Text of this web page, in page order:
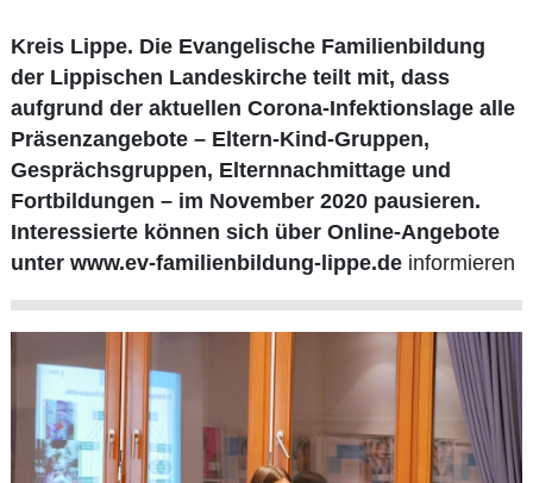
Kreis Lippe. Die Evangelische Familienbildung
der Lippischen Landeskirche teilt mit, dass
aufgrund der aktuellen Corona-Infektionslage alle
Präsenzangebote – Eltern-Kind-Gruppen,
Gesprächsgruppen, Elternnachmittage und
Fortbildungen – im November 2020 pausieren.
Interessierte können sich über Online-Angebote
unter www.ev-familienbildung-lippe.deinformieren